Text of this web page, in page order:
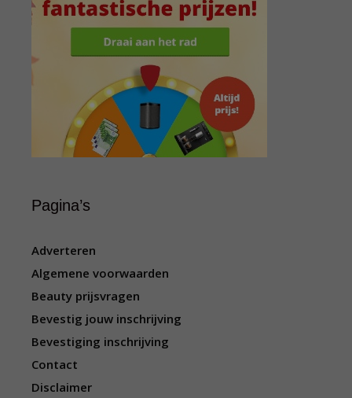
Pagina’s
Adverteren
Algemene voorwaarden
Beauty prijsvragen
Bevestig jouw inschrijving
Bevestiging inschrijving
Contact
Disclaimer